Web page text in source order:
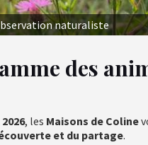
naturaliste
des
, les Maisons de Coline
et du partage.